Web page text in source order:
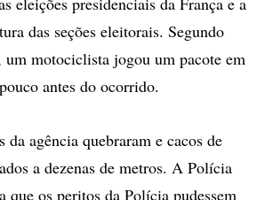
das seções eleitorais. Segundo
um motociclista jogou um pacote em
antes do ocorrido.
da agência quebraram e cacos de
a dezenas de metros. A Polícia
que os peritos da Polícia pudessem